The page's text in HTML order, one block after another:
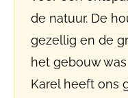
de natuur. De
gezellig en de
het gebouw
Karel heeft ons